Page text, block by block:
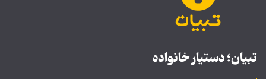
تبیان؛ دستیار خانواده